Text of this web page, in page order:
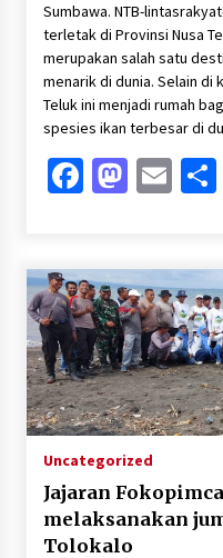
Terduga Curanmor yang
selama Sepekan
3 minggu ago
Sekjen GTKN Desak Revisi
Nomor 9 Tahun 2026,
Nasib PPPK Paruh Waktu
Keterbatasan Fiskal Daerah
3 minggu ago
4 minggu ago
SATRESNARKOBA POLRES
TERDUGA PELAKU
KEMPO, BELASAN PAKET
1 bulan ago
Sumbawa. NTB-
terletak di Provinsi Nusa
merupakan salah satu
menarik di dunia. Selain di
Teluk ini menjadi rumah
spesies ikan terbesar di
Facebook
Uncategorized
Jajaran
melaksanakan
Tolokalo